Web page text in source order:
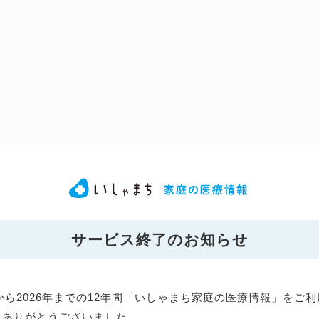
サービス終了のお知らせ
ら2026年までの12年間「いしゃまち家庭の医療情報」をご
りがとうございました。